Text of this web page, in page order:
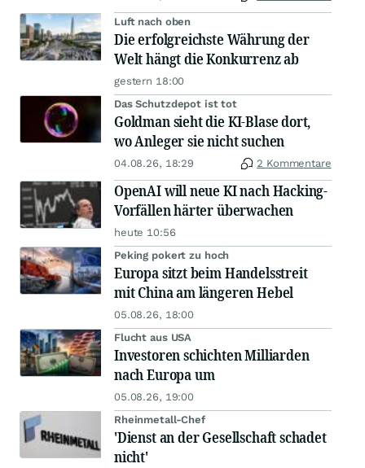
Luft nach oben
Die erfolgreichste Währung der
Welt hängt die Konkurrenz ab
gestern 18:00
Das Schutzdepot ist tot
Goldman sieht die KI-Blase dort,
wo Anleger sie nicht suchen
04.08.26, 18:29 2 Kommentare
OpenAI will neue KI nach Hacking-
Vorfällen härter überwachen
heute 10:56
Peking pokert zu hoch
Europa sitzt beim Handelsstreit
mit China am längeren Hebel
05.08.26, 18:00
Flucht aus USA
Investoren schichten Milliarden
nach Europa um
05.08.26, 19:00
Rheinmetall-Chef
'Dienst an der Gesellschaft schadet
nicht'